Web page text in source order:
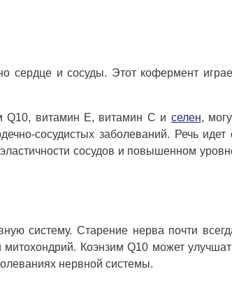
сердце и сосуды. Этот кофермент
Q10, витамин E, витамин C и селен,
сосудистых заболеваний. Речь идет
сосудов и повышенном
систему. Старение нерва почти
Коэнзим Q10 может
нервной системы.